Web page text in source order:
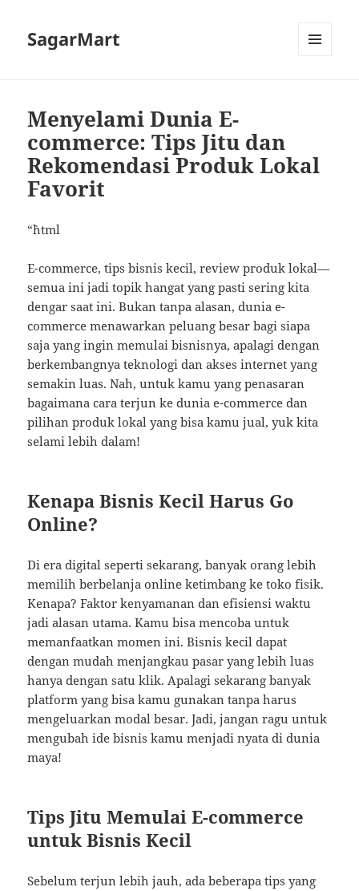
SagarMart
Menyelami Dunia E-
commerce: Tips Jitu dan
Rekomendasi Produk Lokal
Favorit
“`html
E-commerce, tips bisnis kecil, review produk lokal—
semua ini jadi topik hangat yang pasti sering kita
dengar saat ini. Bukan tanpa alasan, dunia e-
commerce menawarkan peluang besar bagi siapa
saja yang ingin memulai bisnisnya, apalagi dengan
berkembangnya teknologi dan akses internet yang
semakin luas. Nah, untuk kamu yang penasaran
bagaimana cara terjun ke dunia e-commerce dan
pilihan produk lokal yang bisa kamu jual, yuk kita
selami lebih dalam!
Kenapa Bisnis Kecil Harus Go
Online?
Di era digital seperti sekarang, banyak orang lebih
memilih berbelanja online ketimbang ke toko fisik.
Kenapa? Faktor kenyamanan dan efisiensi waktu
jadi alasan utama. Kamu bisa mencoba untuk
memanfaatkan momen ini. Bisnis kecil dapat
dengan mudah menjangkau pasar yang lebih luas
hanya dengan satu klik. Apalagi sekarang banyak
platform yang bisa kamu gunakan tanpa harus
mengeluarkan modal besar. Jadi, jangan ragu untuk
mengubah ide bisnis kamu menjadi nyata di dunia
maya!
Tips Jitu Memulai E-commerce
untuk Bisnis Kecil
Sebelum terjun lebih jauh, ada beberapa tips yang